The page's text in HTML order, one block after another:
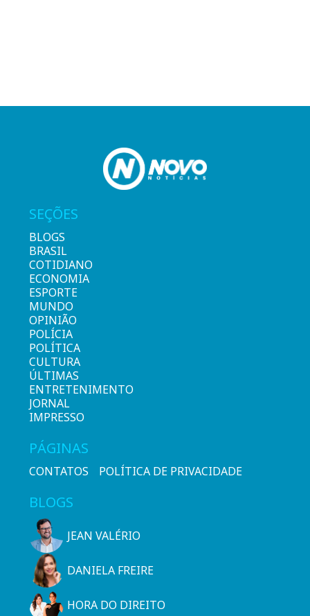
SEÇÕES
BLOGS
BRASIL
COTIDIANO
ECONOMIA
ESPORTE
MUNDO
OPINIÃO
POLÍCIA
POLÍTICA
CULTURA
ÚLTIMAS
ENTRETENIMENTO
JORNAL
IMPRESSO
PÁGINAS
CONTATOS POLÍTICA DE PRIVACIDADE
BLOGS
JEAN VALÉRIO
DANIELA FREIRE
HORA DO DIREITO